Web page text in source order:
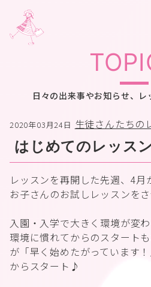
日々の出来事やお知らせ、
2020年03月24日 生徒さんたちの
はじめてのレッス
レッスンを再開した先週、4
お子さんのお試しレッスンを
入園・入学で大きく環境が変
環境に慣れてからのスタート
が「早く始めたがっています
からスタート♪